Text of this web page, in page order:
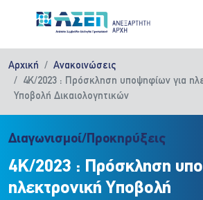
Αρχική
Ανακοινώσεις
4Κ/2023 : Πρόσκληση υποψηφίων για
Υποβολή Δικαιολογητικών
Διαγωνισμοί/Προκηρύξεις
4Κ/2023 : Πρόσκληση
ηλεκτρονική Υποβολή